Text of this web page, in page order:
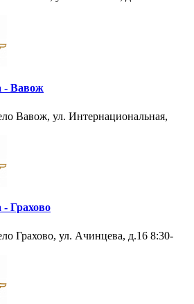
- Вавож
Вавож, ул. Интернациональная,
- Грахово
Грахово, ул. Ачинцева, д.16 8:30-